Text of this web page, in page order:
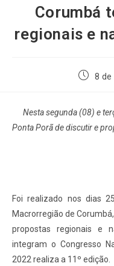
Corumbá
regionais e
8
Nesta segunda (08) e
Ponta Porã de discutir e
Foi realizado nos dias
Macrorregião de
propostas regionais e
integram o Congresso
2022 realiza a 11º edição.